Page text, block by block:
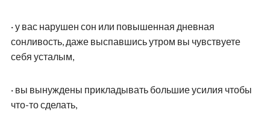
·у вас нарушен сон или повышенная дневная
сонливость, даже выспавшись утром вы чувствуете
себя усталым,
· вы вынуждены прикладывать большие усилия чтобы
что-то сделать,